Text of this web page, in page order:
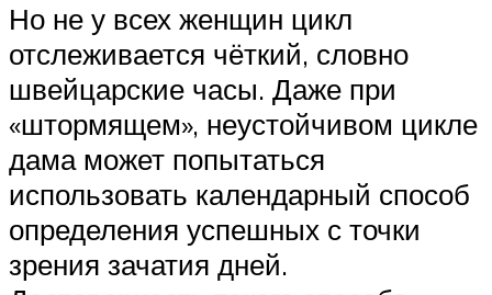
Но не у всех женщин цикл
отслеживается чёткий, словно
швейцарские часы. Даже при
«штормящем», неустойчивом цикле
дама может попытаться
использовать календарный способ
определения успешных с точки
зрения зачатия дней.